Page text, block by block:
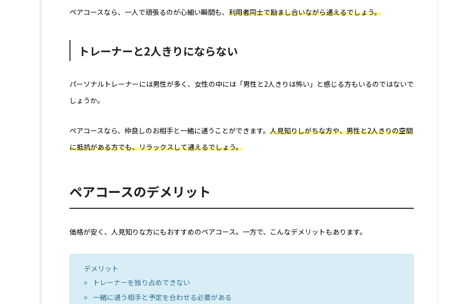
ペアコースなら、一人で頑張るのが心細い瞬間も、 利用者同士で励まし合いながら通えるでしょう。
トレーナーと2人きりにならない
パーソナルトレーナーには男性が多く、女性の中には「男性と2人きりは怖い」と感じる方もいるのではないで
しょうか。
ペアコースなら、仲良しのお相手と一緒に通うことができます。 人見知りしがちな方や、男性と2人きりの空間
に抵抗がある方でも、リラックスして通えるでしょう。
ペアコースのデメリット
価格が安く、人見知りな方にもおすすめのペアコース。一方で、こんなデメリットもあります。
デメリット
トレーナーを独り占めできない
一緒に通う相手と予定を合わせる必要がある